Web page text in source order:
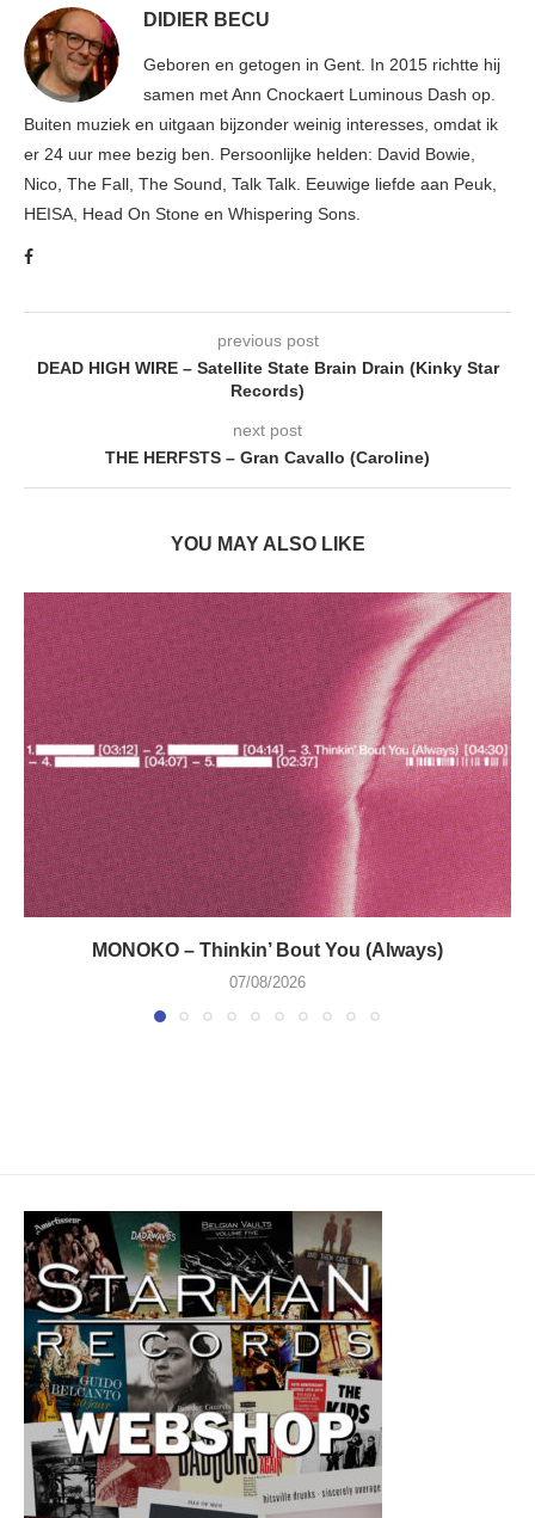
DIDIER BECU
Geboren en getogen in Gent. In 2015 richtte hij
samen met Ann Cnockaert Luminous Dash op.
Buiten muziek en uitgaan bijzonder weinig interesses, omdat ik
er 24 uur mee bezig ben. Persoonlijke helden: David Bowie,
Nico, The Fall, The Sound, Talk Talk. Eeuwige liefde aan Peuk,
HEISA, Head On Stone en Whispering Sons.
previous post
DEAD HIGH WIRE – Satellite State Brain Drain (Kinky Star
Records)
next post
THE HERFSTS – Gran Cavallo (Caroline)
YOU MAY ALSO LIKE
MONOKO – Thinkin’ Bout You (Always)
07/08/2026